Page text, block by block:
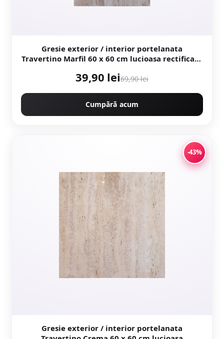
Gresie exterior / interior portelanata
Travertino Marfil 60 x 60 cm lucioasa rectificata
39,90 lei69,90 lei
Cumpără acum
-43%
Gresie exterior / interior portelanata